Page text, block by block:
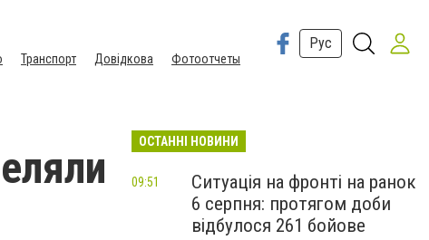
Транспорт Довідкова Фотоотчеты
Рус
ОСТАННІ НОВИНИ
Ситуація на фронті на ранок
6 серпня: протягом доби
відбулося 261 бойове
09:51